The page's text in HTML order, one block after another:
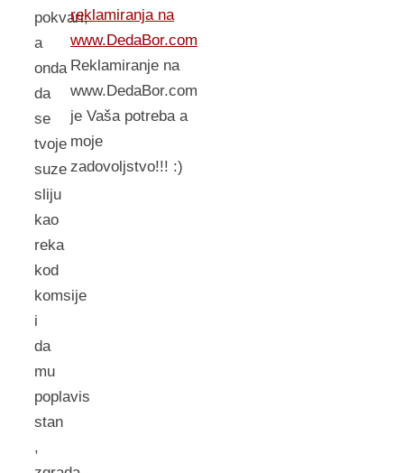
pokvari,
a
onda
da
se
tvoje
suze
sliju
kao
reka
kod
komsije
i
da
mu
poplavis
stan
,
reklamiranja na
www.DedaBor.com
Reklamiranje na
www.DedaBor.com
je Vaša potreba a
moje
zadovoljstvo!!! :)